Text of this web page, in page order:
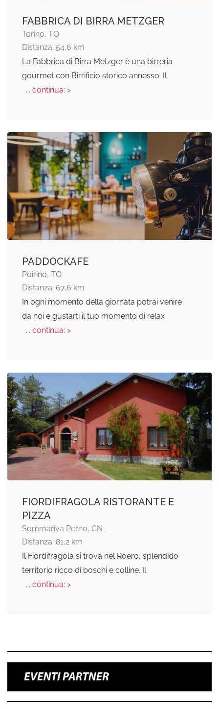
FABBRICA DI BIRRA METZGER
Torino, TO
Distanza: 54,6 km
La Fabbrica di Birra Metzger è una birreria
gourmet con Birrificio storico annesso. Il
... continua: >
PADDOCKAFE
Poirino, TO
Distanza: 67,6 km
In ogni momento della giornata potrai venire
da noi e gustarti il tuo momento di relax
... continua: >
FIORDIFRAGOLA RISTORANTE E
PIZZA
Sommariva Perno, CN
Distanza: 81,2 km
Il Fiordifragola si trova nel Roero, splendido
territorio ricco di boschi e colline. Il
... continua: >